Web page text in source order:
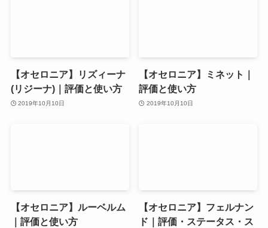
【オセロニア】リズィーナ
(リジーナ)｜評価と使い方
2019年10月10日
【オセロニア】ミネット｜
評価と使い方
2019年10月10日
【オセロニア】ルーベルム
｜評価と使い方
【オセロニア】フェルナン
ド｜評価・ステータス・ス